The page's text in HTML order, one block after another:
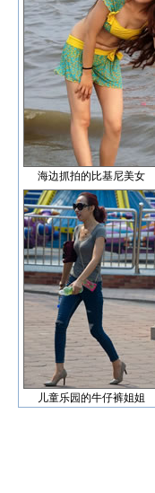
海边抓拍的比基尼美女
儿童乐园的牛仔裤姐姐